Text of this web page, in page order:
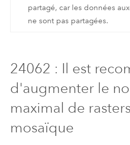
partagé, car les données
ne sont pas partagées.
24062 : Il est
d'augmenter le
maximal de
mosaïque